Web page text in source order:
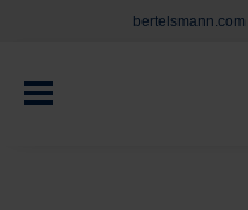
bertelsmann.com